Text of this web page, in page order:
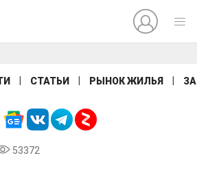
СТАТЬИ РЫНОК ЖИЛЬЯ
53372